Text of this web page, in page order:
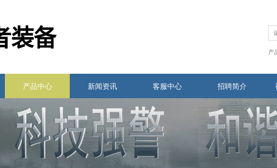
产
产品中心 新闻资讯 客服中心 招聘简介